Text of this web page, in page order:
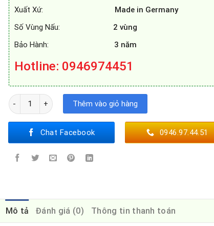
Xuất Xứ: Made in Germany
Số Vùng Nấu: 2 vùng
Bảo Hành: 3 năm
Hotline: 0946974451
BẾP TỪ MUNCHEN GM 8999 số lượng
Thêm vào giỏ hàng
Chat Facebook 0946.97.44.51
Mô tả Đánh giá (0) Thông tin thanh toán